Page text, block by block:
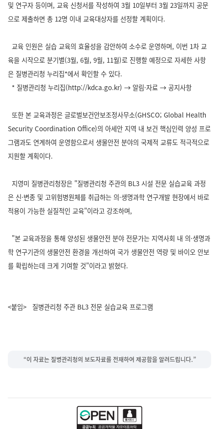
및 연구자 등이며, 교육 신청서를 작성하여 3월 10일부터 3월 23일까지 공문
으로 제출하면 총 12명 이내 교육대상자를 선정할 계획이다.
교육 인원은 실습 교육의 효율성을 감안하여 소수로 운영하며, 이번 1차 교
육을 시작으로 분기별(3월, 6월, 9월, 11월)로 진행할 예정으로 자세한 사항
은 질병관리청 누리집*에서 확인할 수 있다.
* 질병관리청 누리집(http://kdca.go.kr) → 알림·자료 → 공지사항
또한 본 교육과정은 글로벌보건안보조정사무소(GHSCO; Global Health
Security Coordination Office)의 아세안 지역 내 보건 핵심인력 양성 프로
그램과도 연계하여 운영함으로서 생물안전 분야의 국제적 교류도 적극적으로
지원할 계획이다.
지영미 질병관리청장은 "질병관리청 주관의 BL3 시설 전문 실습교육 과정
은 신·변종 및 고위험병원체를 취급하는 의·생명과학 연구개발 현장에서 바로
적용이 가능한 실질적인 교육"이라고 강조하며,
"본 교육과정을 통해 양성된 생물안전 분야 전문가는 지역사회 내 의·생명과
학 연구기관의 생물안전 환경을 개선하여 국가 생물안전 역량 및 바이오 안보
를 확립하는데 크게 기여할 것"이라고 밝혔다.
<붙임> 질병관리청 주관 BL3 전문 실습교육 프로그램
“이 자료는 질병관리청의 보도자료를 전재하여 제공함을 알려드립니다.”